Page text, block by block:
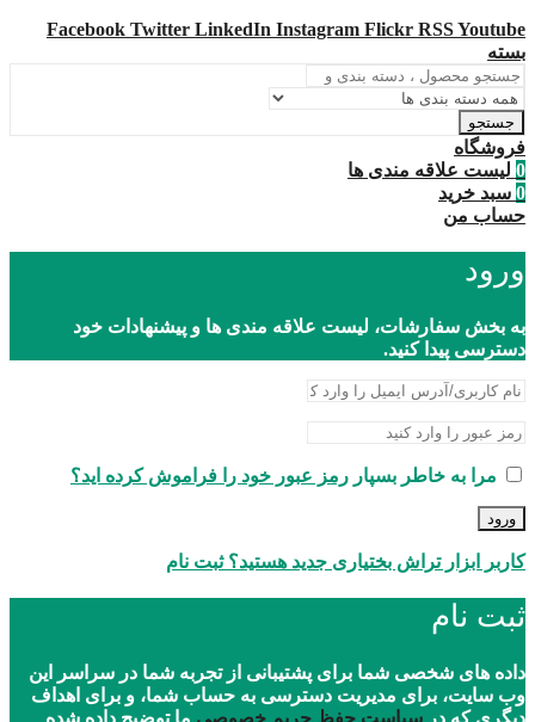
Facebook Twitter LinkedIn Instagram Flickr RSSYoutube
بسته
جستجو
فروشگاه
0 لیست علاقه مندی ها
0 سبد خرید
حساب من
ورود
به بخش سفارشات، لیست علاقه مندی ها و پیشنهادات خود
دسترسی پیدا کنید.
مرا به خاطر بسپار رمز عبور خود را فراموش کرده اید؟
ورود
کاربر ابزار تراش بختیاری جدید هستید؟ ثبت نام
ثبت نام
داده های شخصی شما برای پشتیبانی از تجربه شما در سراسر این
وب سایت، برای مدیریت دسترسی به حساب شما، و برای اهداف
دیگری که در سیاست حفظ حریم خصوصی ما توضیح داده شده